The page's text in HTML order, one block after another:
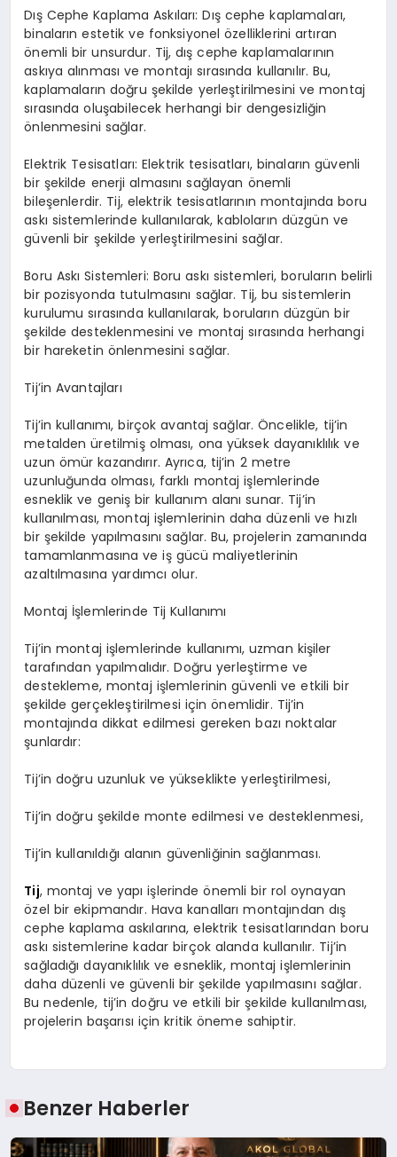
Dış Cephe Kaplama Askıları: Dış cephe kaplamaları,
binaların estetik ve fonksiyonel özelliklerini artıran
önemli bir unsurdur. Tij, dış cephe kaplamalarının
askıya alınması ve montajı sırasında kullanılır. Bu,
kaplamaların doğru şekilde yerleştirilmesini ve montaj
sırasında oluşabilecek herhangi bir dengesizliğin
önlenmesini sağlar.
Elektrik Tesisatları: Elektrik tesisatları, binaların güvenli
bir şekilde enerji almasını sağlayan önemli
bileşenlerdir. Tij, elektrik tesisatlarının montajında boru
askı sistemlerinde kullanılarak, kabloların düzgün ve
güvenli bir şekilde yerleştirilmesini sağlar.
Boru Askı Sistemleri: Boru askı sistemleri, boruların belirli
bir pozisyonda tutulmasını sağlar. Tij, bu sistemlerin
kurulumu sırasında kullanılarak, boruların düzgün bir
şekilde desteklenmesini ve montaj sırasında herhangi
bir hareketin önlenmesini sağlar.
Tij’in Avantajları
Tij’in kullanımı, birçok avantaj sağlar. Öncelikle, tij’in
metalden üretilmiş olması, ona yüksek dayanıklılık ve
uzun ömür kazandırır. Ayrıca, tij’in 2 metre
uzunluğunda olması, farklı montaj işlemlerinde
esneklik ve geniş bir kullanım alanı sunar. Tij’in
kullanılması, montaj işlemlerinin daha düzenli ve hızlı
bir şekilde yapılmasını sağlar. Bu, projelerin zamanında
tamamlanmasına ve iş gücü maliyetlerinin
azaltılmasına yardımcı olur.
Montaj İşlemlerinde Tij Kullanımı
Tij’in montaj işlemlerinde kullanımı, uzman kişiler
tarafından yapılmalıdır. Doğru yerleştirme ve
destekleme, montaj işlemlerinin güvenli ve etkili bir
şekilde gerçekleştirilmesi için önemlidir. Tij’in
montajında dikkat edilmesi gereken bazı noktalar
şunlardır:
Tij’in doğru uzunluk ve yükseklikte yerleştirilmesi,
Tij’in doğru şekilde monte edilmesi ve desteklenmesi,
Tij’in kullanıldığı alanın güvenliğinin sağlanması.
Tij, montaj ve yapı işlerinde önemli bir rol oynayan
özel bir ekipmandır. Hava kanalları montajından dış
cephe kaplama askılarına, elektrik tesisatlarından boru
askı sistemlerine kadar birçok alanda kullanılır. Tij’in
sağladığı dayanıklılık ve esneklik, montaj işlemlerinin
daha düzenli ve güvenli bir şekilde yapılmasını sağlar.
Bu nedenle, tij’in doğru ve etkili bir şekilde kullanılması,
projelerin başarısı için kritik öneme sahiptir.
Benzer Haberler